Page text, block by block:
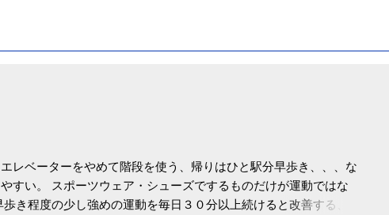
レベーターをやめて階段を使う、帰りはひと駅分早歩き、、、な
すい。 スポーツウェア・シューズでするものだけが運動ではな
程度の少し強めの運動を毎日３０分以上続けると改善する、